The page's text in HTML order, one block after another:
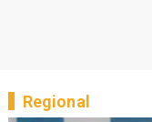
Regional